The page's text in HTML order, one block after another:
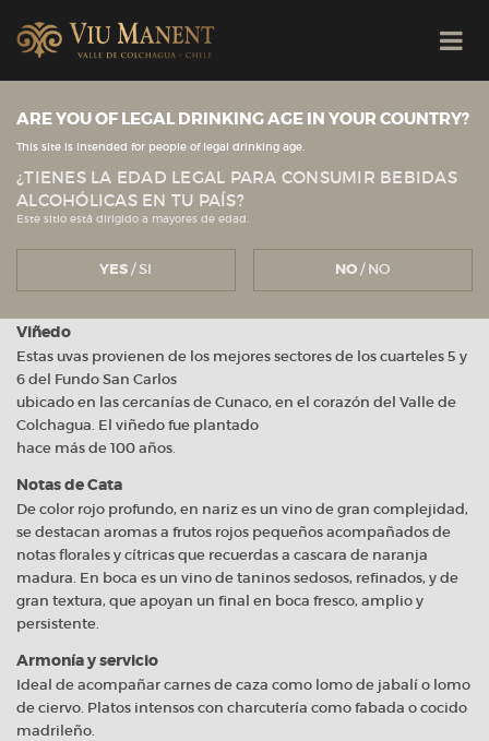
Viu Manent
Single Vineyard – Malbec – San
Carlos
Febrero 2016
Viñedo
Estas uvas provienen de los mejores sectores de los cuarteles 5 y
6 del Fundo San Carlos
ubicado en las cercanías de Cunaco, en el corazón del Valle de
Colchagua. El viñedo fue plantado
hace más de 100 años.
Notas de Cata
De color rojo profundo, en nariz es un vino de gran complejidad,
se destacan aromas a frutos rojos pequeños acompañados de
notas florales y cítricas que recuerdas a cascara de naranja
madura. En boca es un vino de taninos sedosos, refinados, y de
gran textura, que apoyan un final en boca fresco, amplio y
persistente.
Armonía y servicio
Ideal de acompañar carnes de caza como lomo de jabalí o lomo
de ciervo. Platos intensos con charcutería como fabada o cocido
madrileño.
ARE YOU OF LEGAL DRINKING AGE IN YOUR COUNTRY?
This site is intended for people of legal drinking age.
¿TIENES LA EDAD LEGAL PARA CONSUMIR BEBIDAS
ALCOHÓLICAS EN TU PAÍS?
Este sitio está dirigido a mayores de edad.
YES/ SI NO/ NO